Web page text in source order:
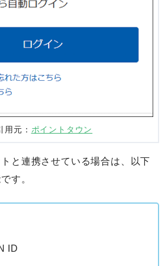
用元： ポイントタウン
と連携させている場合は、以下
す。
ID